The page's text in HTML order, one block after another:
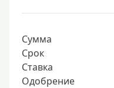
Сумма
Срок
Ставка
Одобрение